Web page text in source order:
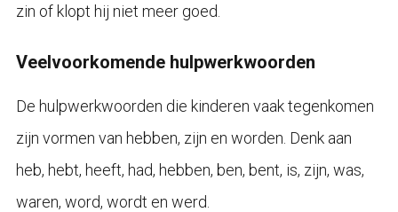
zin of klopt hij niet meer goed.
Veelvoorkomende hulpwerkwoorden
De hulpwerkwoorden die kinderen vaak tegenkomen
zijn vormen van hebben, zijn en worden. Denk aan
heb, hebt, heeft, had, hebben, ben, bent, is, zijn, was,
waren, word, wordt en werd.